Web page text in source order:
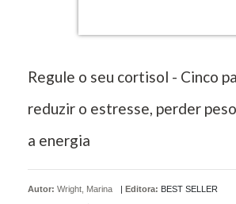
Regule o seu cortisol - Cinco
reduzir o estresse, perder
a energia
Autor: Wright, Marina | Editora: BEST SELLER